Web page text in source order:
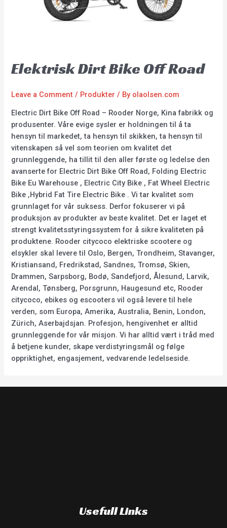
Elektrisk Dirt Bike Off Road
Leave a Comment / Produkter / By olaolsen.com
Electric Dirt Bike Off Road – Rooder Norge, Kina fabrikk og
produsenter. Våre evige sysler er holdningen til å ta
hensyn til markedet, ta hensyn til skikken, ta hensyn til
vitenskapen så vel som teorien om kvalitet det
grunnleggende, ha tillit til den aller første og ledelse den
avanserte for Electric Dirt Bike Off Road, Folding Electric
Bike Eu Warehouse , Electric City Bike , Fat Wheel Electric
Bike ,Hybrid Fat Tire Electric Bike . Vi tar kvalitet som
grunnlaget for vår suksess. Derfor fokuserer vi på
produksjon av produkter av beste kvalitet. Det er laget et
strengt kvalitetsstyringssystem for å sikre kvaliteten på
produktene. Rooder citycoco elektriske scootere og
elsykler skal levere til Oslo, Bergen, Trondheim, Stavanger,
Kristiansand, Fredrikstad, Sandnes, Tromsø, Skien,
Drammen, Sarpsborg, Bodø, Sandefjord, Ålesund, Larvik,
Arendal, Tønsberg, Porsgrunn, Haugesund etc, Rooder
citycoco, ebikes og escooters vil også levere til hele
verden, som Europa, Amerika, Australia, Benin, London,
Zürich, Aserbajdsjan. Profesjon, hengivenhet er alltid
grunnleggende for vår misjon. Vi har alltid vært i tråd med
å betjene kunder, skape verdistyringsmål og følge
oppriktighet, engasjement, vedvarende ledelseside.
Usefull Links